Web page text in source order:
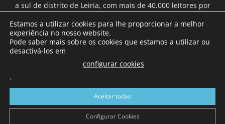
a sul de distrito de Leiria, com mais de 40.000 leitores por
Continental e assinatura online.
SIGA-NOS
© Gazeta das Caldas - 2026
Estamos a utilizar cookies para lhe proporcionar a melhor
experiência no nosso website.
Pode saber mais sobre os cookies que estamos a utilizar ou
desactivá-los em
configurar cookies
.
Aceitar todas
Configurar Cookies